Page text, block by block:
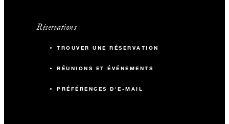
Réservations
TROUVER UNE RÉSERVATION
RÉUNIONS ET ÉVÉNEMENTS
PRÉFÉRENCES D'E-MAIL